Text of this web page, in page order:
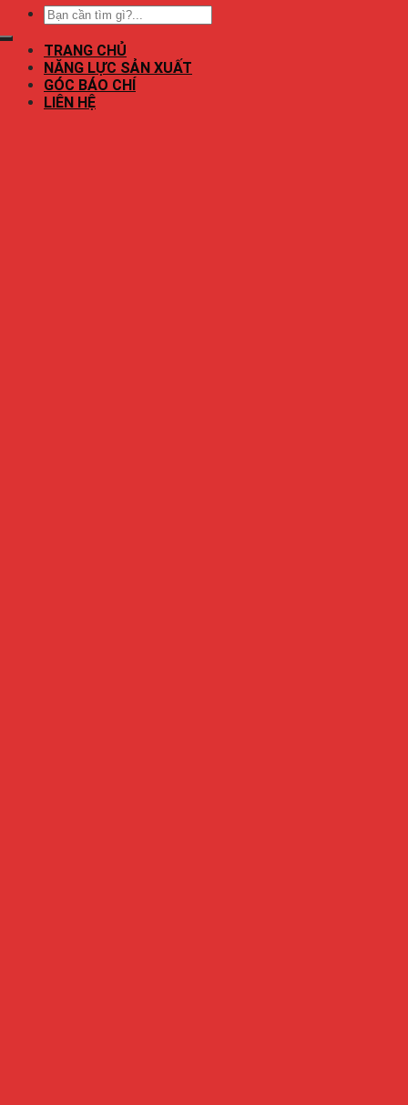
TRANG CHỦ
NĂNG LỰC SẢN XUẤT
GÓC BÁO CHÍ
LIÊN HỆ